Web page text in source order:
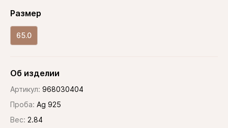
Размер
65.0
Об изделии
Артикул: 968030404
Проба: Ag 925
Вес: 2.84